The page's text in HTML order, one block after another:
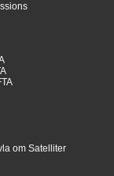
om Satelliter